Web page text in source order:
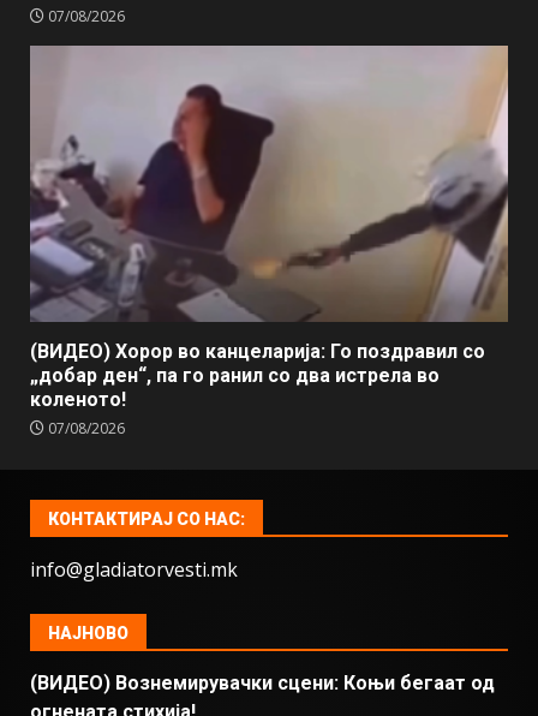
07/08/2026
(ВИДЕО) Хорор во канцеларија: Го поздравил со
„добар ден“, па го ранил со два истрела во
коленото!
07/08/2026
КОНТАКТИРАЈ СО НАС:
info@gladiatorvesti.mk
НАЈНОВО
(ВИДЕО) Вознемирувачки сцени: Коњи бегаат од